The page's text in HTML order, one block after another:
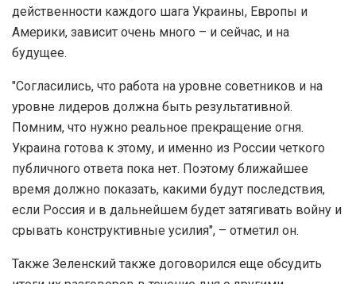
действенности каждого шага Украины, Европы и
Америки, зависит очень много – и сейчас, и на
будущее.
"Согласились, что работа на уровне советников и на
уровне лидеров должна быть результативной.
Помним, что нужно реальное прекращение огня.
Украина готова к этому, и именно из России четкого
публичного ответа пока нет. Поэтому ближайшее
время должно показать, какими будут последствия,
если Россия и в дальнейшем будет затягивать войну и
срывать конструктивные усилия", – отметил он.
Также Зеленский также договорился еще обсудить